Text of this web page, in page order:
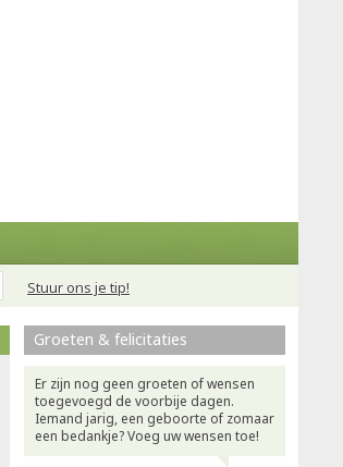
Stuur ons je tip!
Groeten & felicitaties
Er zijn nog geen groeten of wensen
toegevoegd de voorbije dagen.
Iemand jarig, een geboorte of zomaar
een bedankje? Voeg uw wensen toe!